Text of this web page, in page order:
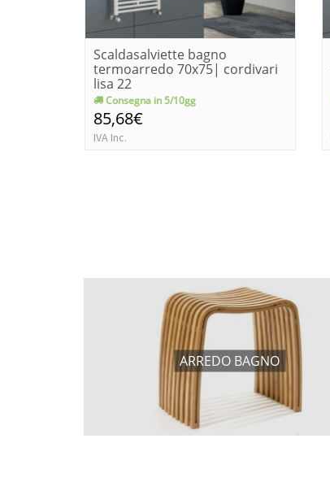
Scaldasalviette bagno
termoarredo 70x75| cordivari
lisa 22
Consegna in 5/10gg
85,68€
IVA Inc.
ARREDO BAGNO